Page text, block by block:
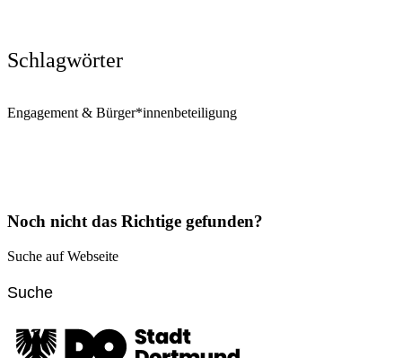
Schlagwörter
Engagement & Bürger*innenbeteiligung
Noch nicht das Richtige gefunden?
Suche auf Webseite